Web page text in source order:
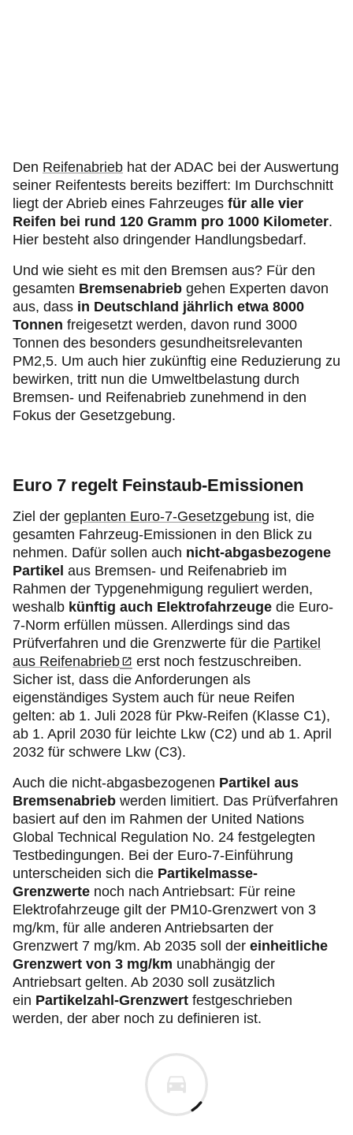
Den Reifenabrieb hat der ADAC bei der Auswertung
seiner Reifentests bereits beziffert: Im Durchschnitt
liegt der Abrieb eines Fahrzeuges für alle vier
Reifen bei rund 120 Gramm pro 1000 Kilometer.
Hier besteht also dringender Handlungsbedarf.
Und wie sieht es mit den Bremsen aus? Für den
gesamten Bremsenabrieb gehen Experten davon
aus, dass in Deutschland jährlich etwa 8000
Tonnen freigesetzt werden, davon rund 3000
Tonnen des besonders gesundheitsrelevanten
PM2,5. Um auch hier zukünftig eine Reduzierung zu
bewirken, tritt nun die Umweltbelastung durch
Bremsen- und Reifenabrieb zunehmend in den
Fokus der Gesetzgebung.
Euro 7 regelt Feinstaub-Emissionen
Ziel der geplanten Euro-7-Gesetzgebung ist, die
gesamten Fahrzeug-Emissionen in den Blick zu
nehmen. Dafür sollen auch nicht-abgasbezogene
Partikel aus Bremsen- und Reifenabrieb im
Rahmen der Typgenehmigung reguliert werden,
weshalb künftig auch Elektrofahrzeuge die Euro-
7-Norm erfüllen müssen. Allerdings sind das
Prüfverfahren und die Grenzwerte für die Partikel
aus Reifenabrieb
erst noch festzuschreiben.
Sicher ist, dass die Anforderungen als
eigenständiges System auch für neue Reifen
gelten: ab 1. Juli 2028 für Pkw-Reifen (Klasse C1),
ab 1. April 2030 für leichte Lkw (C2) und ab 1. April
2032 für schwere Lkw (C3).
Auch die nicht-abgasbezogenen Partikel aus
Bremsenabrieb werden limitiert. Das Prüfverfahren
basiert auf den im Rahmen der United Nations
Global Technical Regulation No. 24 festgelegten
Testbedingungen. Bei der Euro-7-Einführung
unterscheiden sich die Partikelmasse-
Grenzwerte noch nach Antriebsart: Für reine
Elektrofahrzeuge gilt der PM10-Grenzwert von 3
mg/km, für alle anderen Antriebsarten der
Grenzwert 7 mg/km. Ab 2035 soll der einheitliche
Grenzwert von 3 mg/km unabhängig der
Antriebsart gelten. Ab 2030 soll zusätzlich
ein Partikelzahl-Grenzwert festgeschrieben
werden, der aber noch zu definieren ist.